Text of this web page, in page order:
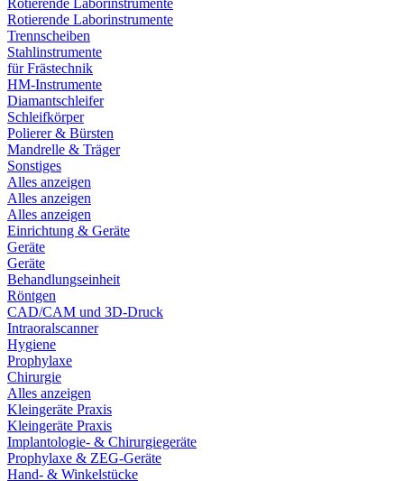
Rotierende Laborinstrumente
Rotierende Laborinstrumente
Trennscheiben
Stahlinstrumente
für Frästechnik
HM-Instrumente
Diamantschleifer
Schleifkörper
Polierer & Bürsten
Mandrelle & Träger
Sonstiges
Alles anzeigen
Alles anzeigen
Alles anzeigen
Einrichtung & Geräte
Geräte
Geräte
Behandlungseinheit
Röntgen
CAD/CAM und 3D-Druck
Intraoralscanner
Hygiene
Prophylaxe
Chirurgie
Alles anzeigen
Kleingeräte Praxis
Kleingeräte Praxis
Implantologie- & Chirurgiegeräte
Prophylaxe & ZEG-Geräte
Hand- & Winkelstücke